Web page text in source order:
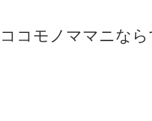
ココモノママニな